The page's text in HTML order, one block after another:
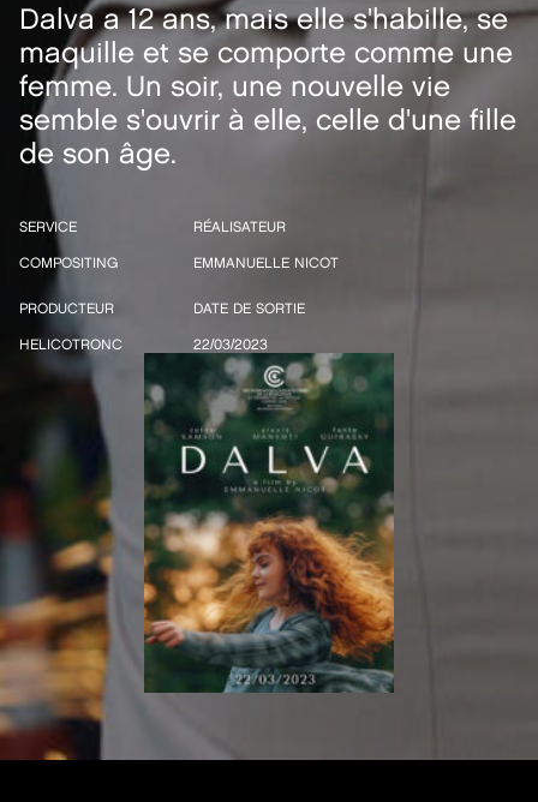
Dalva a 12 ans, mais elle s'habille, se
maquille et se comporte comme une
femme. Un soir, une nouvelle vie
semble s'ouvrir à elle, celle d'une fille
de son âge.
SERVICE
COMPOSITING
RÉALISATEUR
EMMANUELLE NICOT
PRODUCTEUR
HELICOTRONC
DATE DE SORTIE
22/03/2023